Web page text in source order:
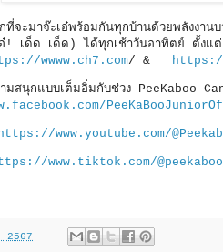
ที่จะมาจ๊ะเอ๋พร้อมกันทุกบ้านด้วยพลัง
! เด็ด เด็ด) ได้ทุกเช้าวันอาทิตย์ ตั้ง
wwww.ch7.com/ & https://
มสนุกแบบเต็มอิ่มกับช่วง PeeKaboo
www.youtube.com/
www.tiktok.com/
2567